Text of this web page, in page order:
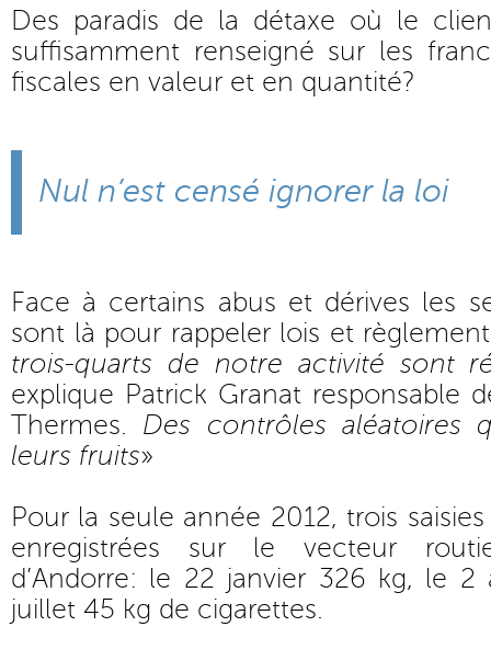
Des paradis de la détaxe où le
suffisamment renseigné sur les
fiscales en valeur et en quantité?
Nul n’est censé ignorer la loi
Face à certains abus et dérives les
sont là pour rappeler lois et
trois-quarts de notre activité sont
explique Patrick Granat responsable
Thermes. Des contrôles aléatoires
leurs fruits»
Pour la seule année 2012, trois
enregistrées sur le vecteur
d’Andorre: le 22 janvier 326 kg, le
juillet 45 kg de cigarettes.